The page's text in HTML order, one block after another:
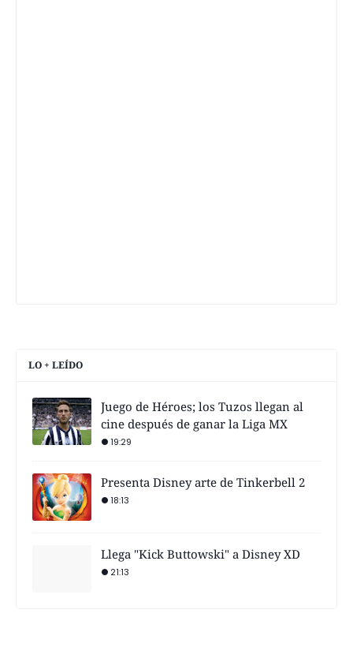
LO + LEÍDO
Juego de Héroes; los Tuzos llegan al
cine después de ganar la Liga MX
19:29
Presenta Disney arte de Tinkerbell 2
18:13
Llega "Kick Buttowski" a Disney XD
21:13